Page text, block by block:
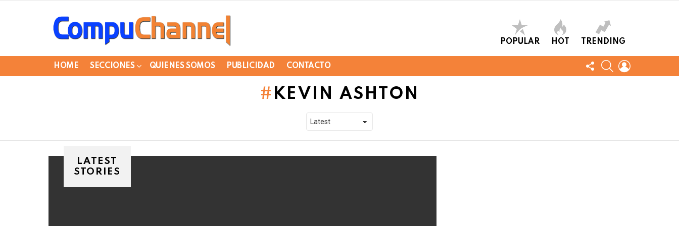
POPULAR HOT TRENDING
HOME SECCIONES QUIENES SOMOS PUBLICIDAD CONTACTO
FOLLOW
US
SEARCH
KEVIN ASHTON
LATEST
STORIES